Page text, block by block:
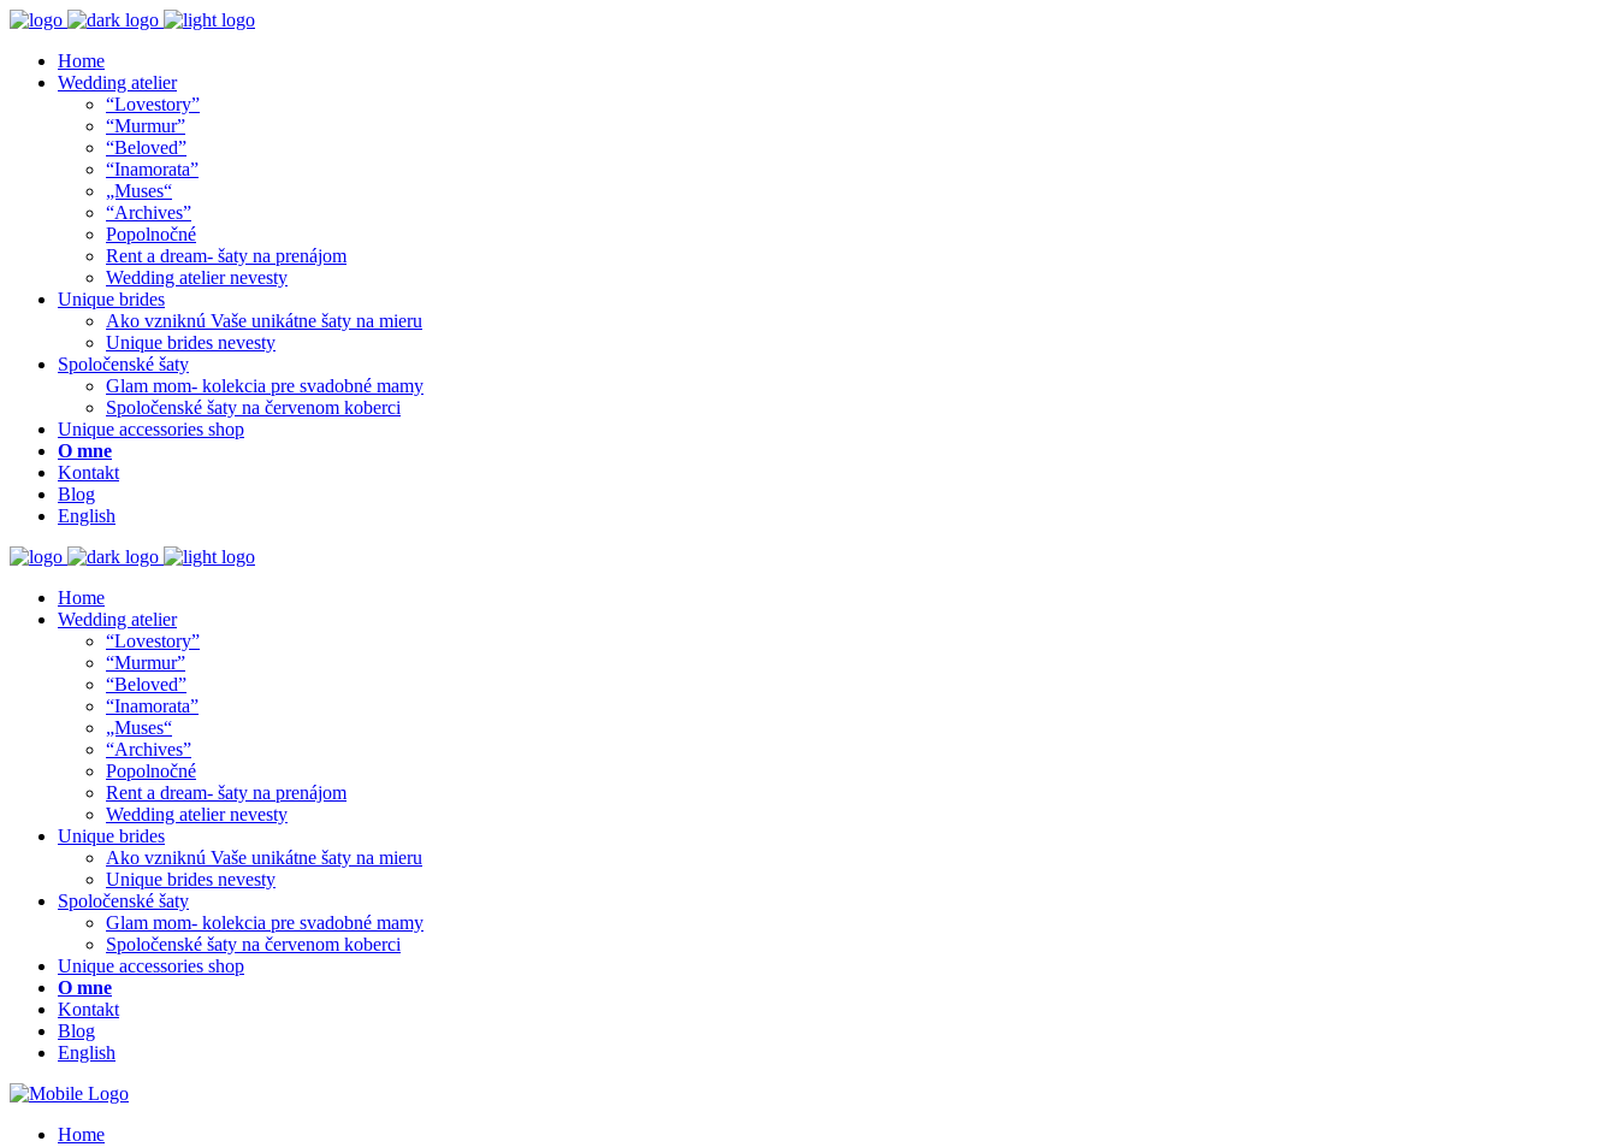
Home
Wedding atelier
“Lovestory”
“Murmur”
“Beloved”
“Inamorata”
„Muses“
“Archives”
Popolnočné
Rent a dream- šaty na prenájom
Wedding atelier nevesty
Unique brides
Ako vzniknú Vaše unikátne šaty na mieru
Unique brides nevesty
Spoločenské šaty
Glam mom- kolekcia pre svadobné mamy
Spoločenské šaty na červenom koberci
Unique accessories shop
O mne
Kontakt
Blog
English
Home
Wedding atelier
“Lovestory”
“Murmur”
“Beloved”
“Inamorata”
„Muses“
“Archives”
Popolnočné
Rent a dream- šaty na prenájom
Wedding atelier nevesty
Unique brides
Ako vzniknú Vaše unikátne šaty na mieru
Unique brides nevesty
Spoločenské šaty
Glam mom- kolekcia pre svadobné mamy
Spoločenské šaty na červenom koberci
Unique accessories shop
O mne
Kontakt
Blog
English
Home